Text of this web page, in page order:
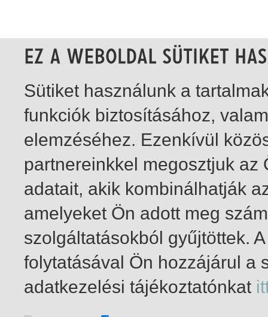
1-1 / összesen 1 találat
Sütiket használunk a
funkciók biztosításához,
elemzéséhez. Ezenkívül
partnereinkkel megosztjuk
adatait, akik kombinálhatják
amelyeket Ön adott meg
szolgáltatásokból gyűjtöttek.
folytatásával Ön hozzájárul a
adatkezelési tájékoztatónkat